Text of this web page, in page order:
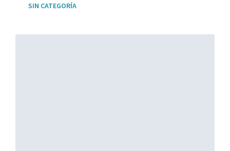
SIN CATEGORÍA